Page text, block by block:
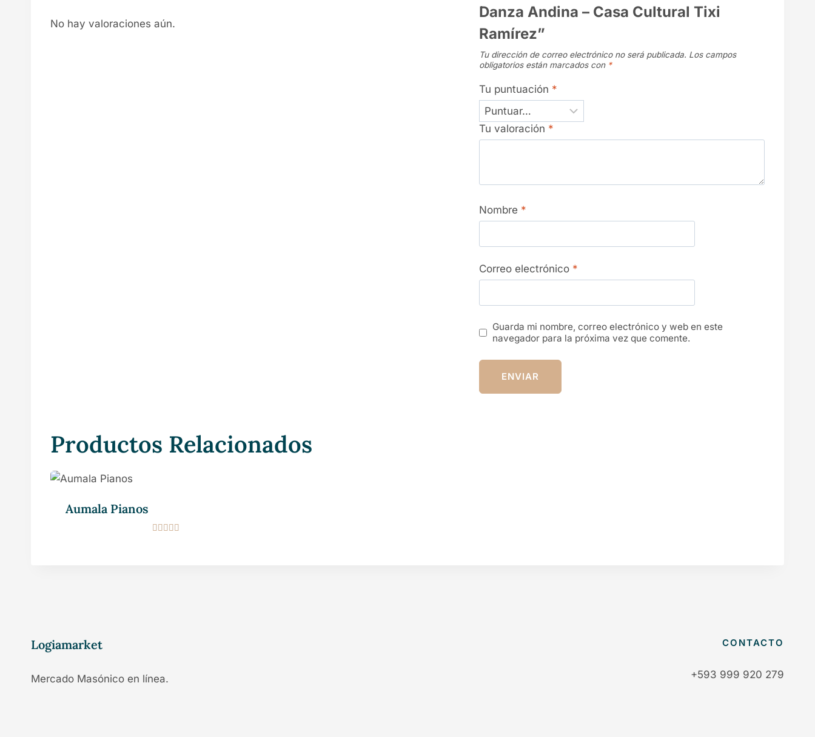
No hay valoraciones aún.
Danza Andina – Casa Cultural Tixi
Ramírez”
Tu dirección de correo electrónico no será publicada. Los campos
obligatorios están marcados con *
Tu puntuación *
Tu valoración *
Nombre *
Correo electrónico *
Guarda mi nombre, correo electrónico y web en este
navegador para la próxima vez que comente.
Productos Relacionados
Aumala Pianos
Logiamarket
Mercado Masónico en línea.
CONTACTO
+593 999 920 279